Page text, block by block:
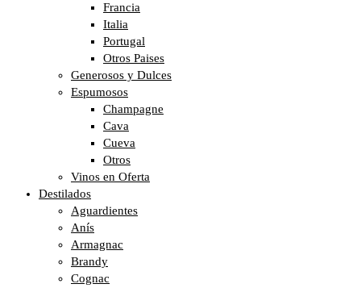
Francia
Italia
Portugal
Otros Paises
Generosos y Dulces
Espumosos
Champagne
Cava
Cueva
Otros
Vinos en Oferta
Destilados
Aguardientes
Anís
Armagnac
Brandy
Cognac